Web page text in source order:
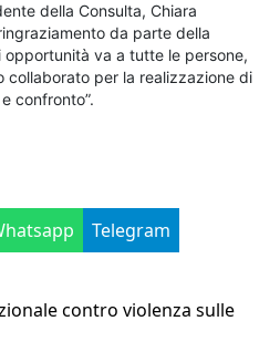
della Consulta, Chiara
da parte della
opportunità va a tutte le persone,
collaborato per la realizzazione di
confronto”.
Telegram
contro violenza sulle